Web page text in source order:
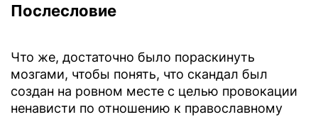
Послесловие
Что же, достаточно было пораскинуть
мозгами, чтобы понять, что скандал был
создан на ровном месте с целью провокации
ненависти по отношению к православному